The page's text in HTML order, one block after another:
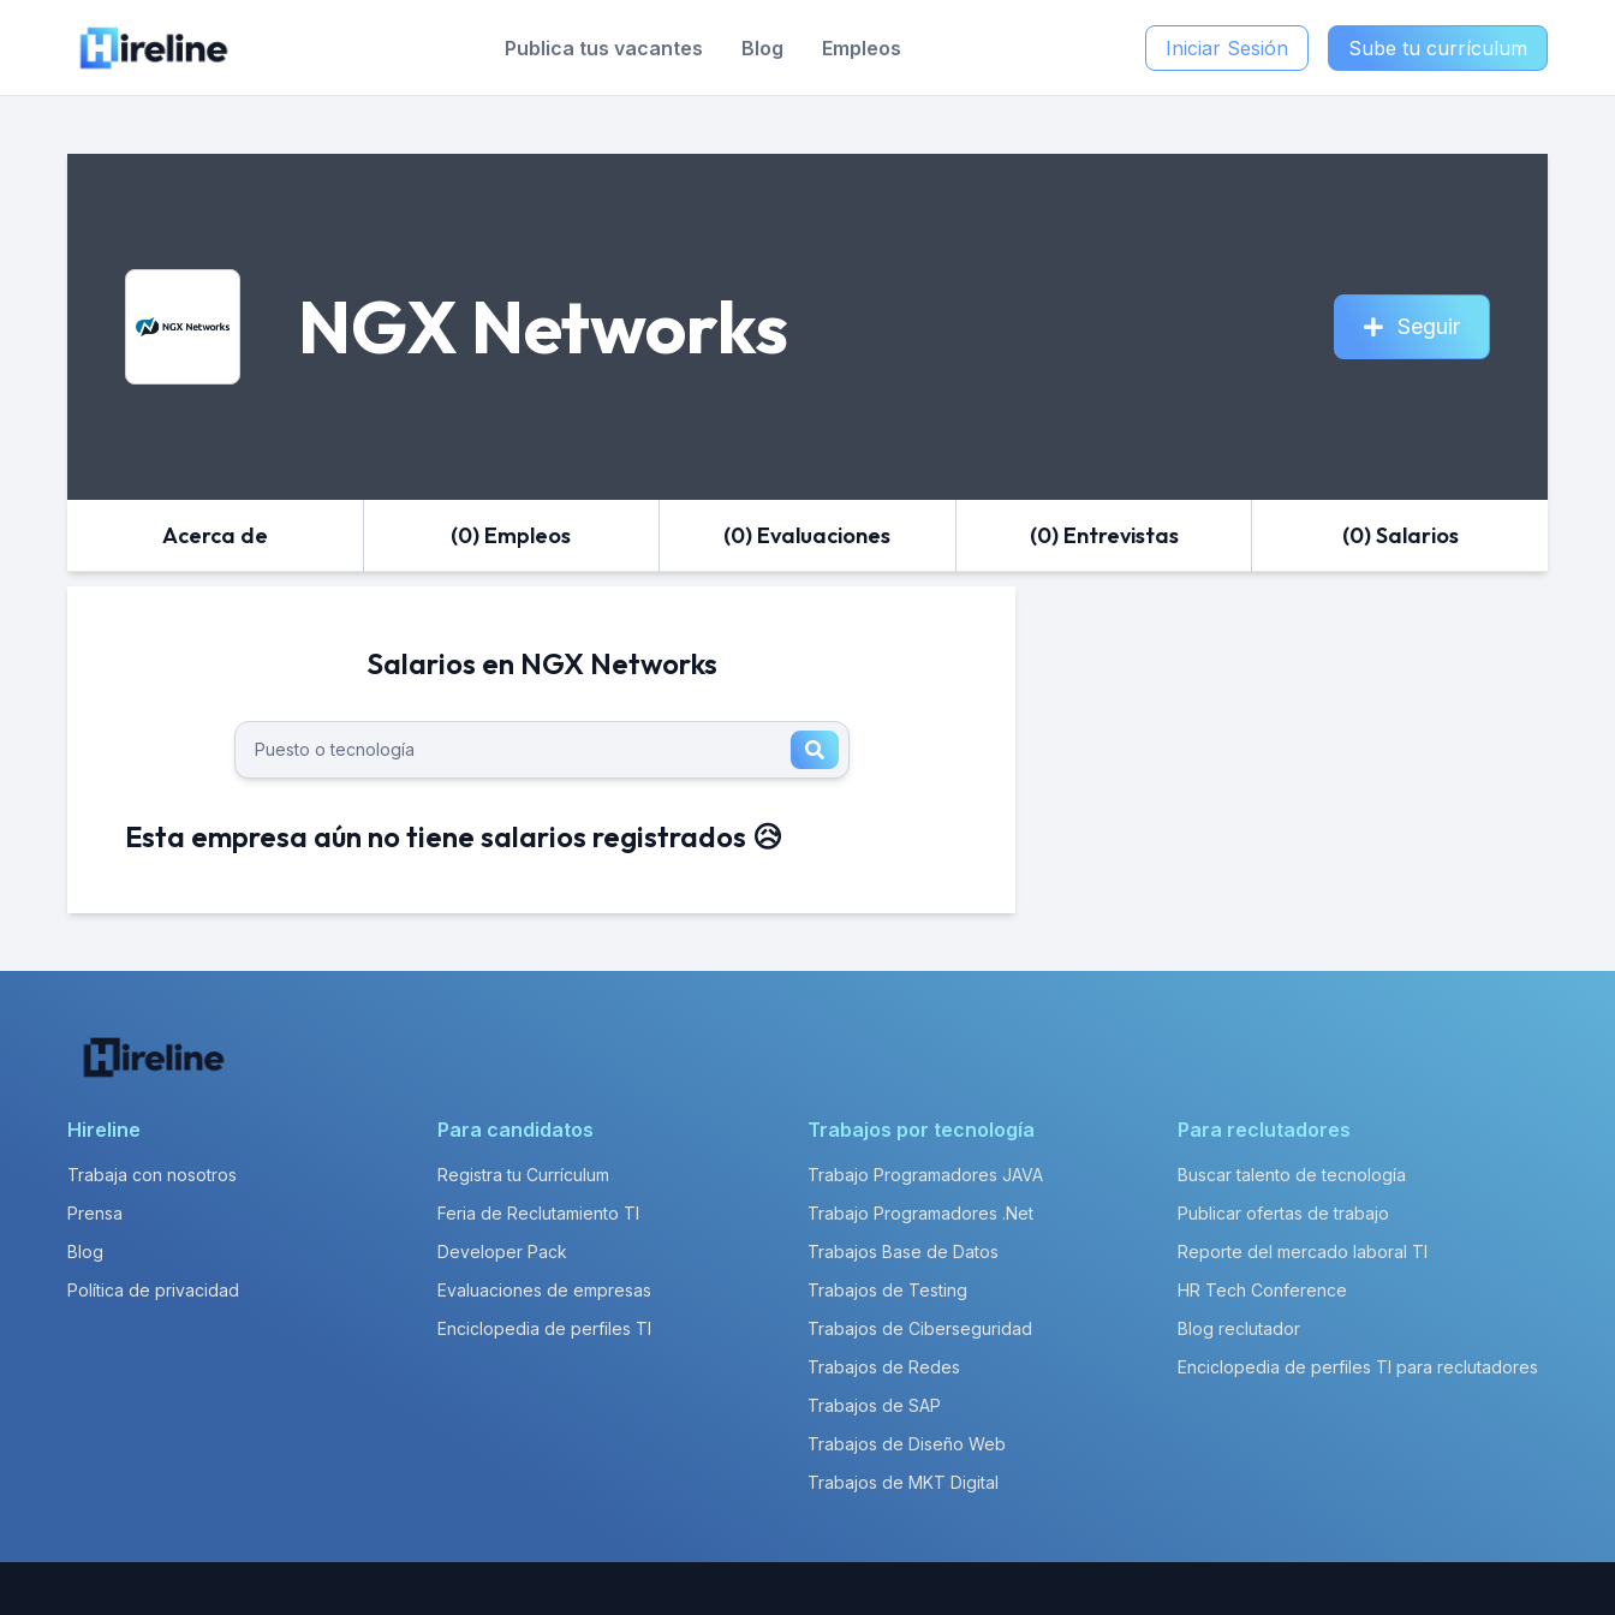
Publica tus vacantes Blog Empleos Iniciar Sesión Sube tu currículum
NGX Networks Seguir
Acerca de (0) Empleos (0) Evaluaciones (0) Entrevistas (0) Salarios
Salarios en NGX Networks
Esta empresa aún no tiene salarios registrados 😥
Hireline
Trabaja con nosotros
Prensa
Blog
Política de privacidad
Para candidatos
Registra tu Currículum
Feria de Reclutamiento TI
Developer Pack
Evaluaciones de empresas
Enciclopedia de perfiles TI
Trabajos por tecnología
Trabajo Programadores JAVA
Trabajo Programadores .Net
Trabajos Base de Datos
Trabajos de Testing
Trabajos de Ciberseguridad
Trabajos de Redes
Trabajos de SAP
Trabajos de Diseño Web
Trabajos de MKT Digital
Para reclutadores
Buscar talento de tecnología
Publicar ofertas de trabajo
Reporte del mercado laboral TI
HR Tech Conference
Blog reclutador
Enciclopedia de perfiles TI para reclutadores